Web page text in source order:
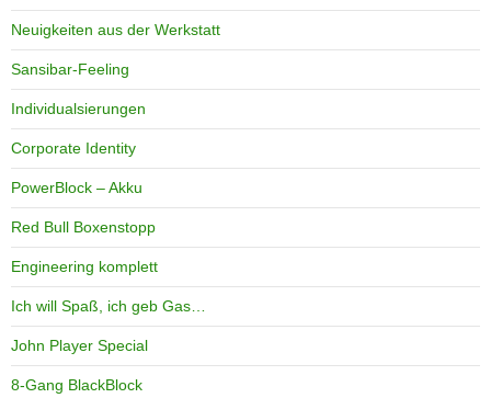
Neuigkeiten aus der Werkstatt
Sansibar-Feeling
Individualsierungen
Corporate Identity
PowerBlock – Akku
Red Bull Boxenstopp
Engineering komplett
Ich will Spaß, ich geb Gas…
John Player Special
8-Gang BlackBlock